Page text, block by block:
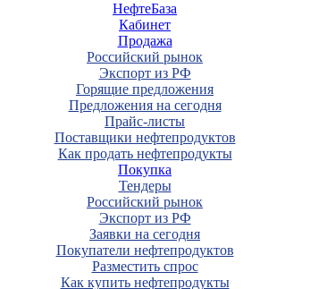
НефтеБаза
Кабинет
Продажа
Российский рынок
Экспорт из РФ
Горящие предложения
Предложения на сегодня
Прайс-листы
Поставщики нефтепродуктов
Как продать нефтепродукты
Покупка
Тендеры
Российский рынок
Экспорт из РФ
Заявки на сегодня
Покупатели нефтепродуктов
Разместить спрос
Как купить нефтепродукты